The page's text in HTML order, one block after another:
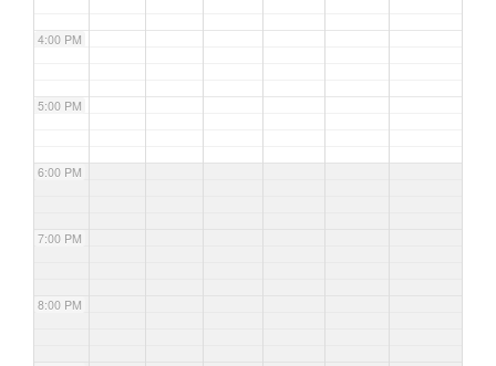
4:00 PM
5:00 PM
6:00 PM
7:00 PM
8:00 PM